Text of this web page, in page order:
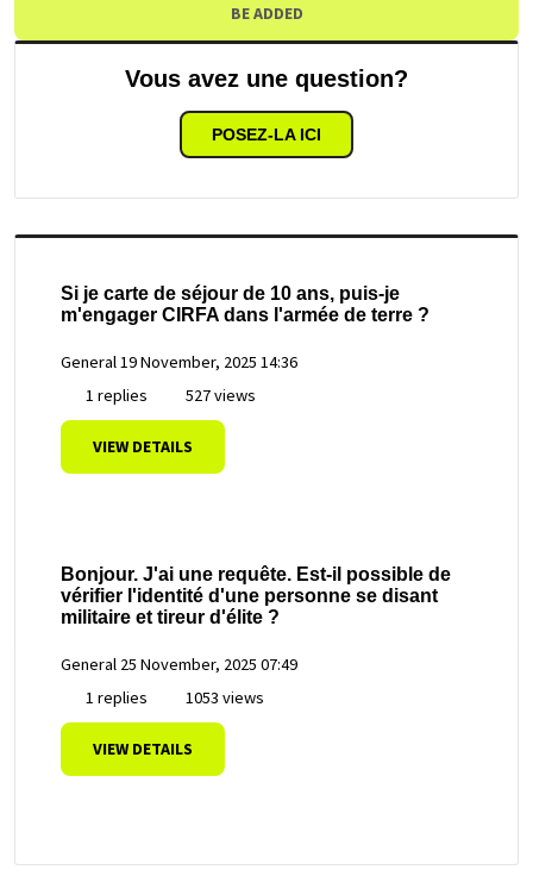
BE ADDED
Vous avez une question?
POSEZ-LA ICI
Si je carte de séjour de 10 ans, puis-je
m'engager CIRFA dans l'armée de terre ?
General19 November, 2025 14:36
1 replies
527 views
VIEW DETAILS
Bonjour. J'ai une requête. Est-il possible de
vérifier l'identité d'une personne se disant
militaire et tireur d'élite ?
General 25 November, 2025 07:49
1 replies
1053 views
VIEW DETAILS